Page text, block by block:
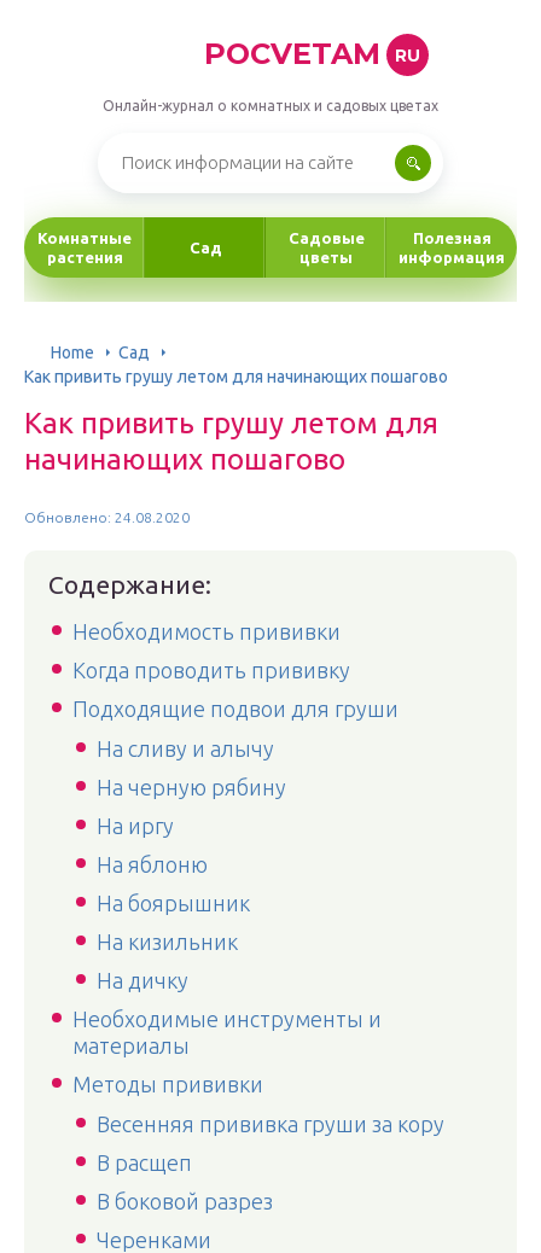
POCVETAM RU
Онлайн-журнал о комнатных и садовых цветах
Комнатные
растения
Сад
Садовые
цветы
Полезная
информация
Home
Сад
Как привить грушу летом для начинающих пошагово
Как привить грушу летом для
начинающих пошагово
Обновлено: 24.08.2020
Содержание:
Необходимость прививки
Когда проводить прививку
Подходящие подвои для груши
На сливу и алычу
На черную рябину
На иргу
На яблоню
На боярышник
На кизильник
На дичку
Необходимые инструменты и
материалы
Методы прививки
Весенняя прививка груши за кору
В расщеп
В боковой разрез
Черенками